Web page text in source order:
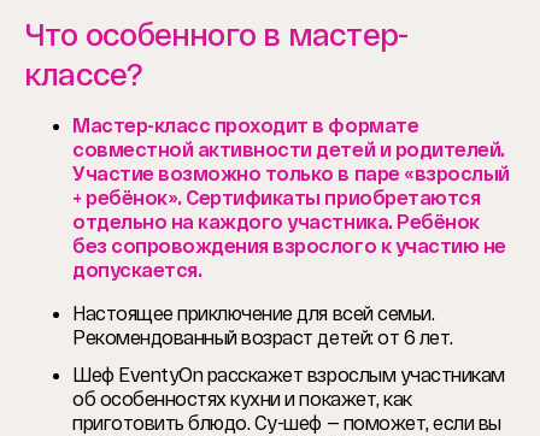
Что особенного в мастер-
классе?
Мастер-класс проходит в формате
совместной активности детей и родителей.
Участие возможно только в паре «взрослый
+ ребёнок». Сертификаты приобретаются
отдельно на каждого участника.Ребёнок
без сопровождения взрослого к участию не
допускается.
Настоящее приключение для всей семьи.
Рекомендованный возраст детей: от 6 лет.
Шеф EventyOn расскажет взрослым участникам
об особенностях кухни и покажет, как
приготовить блюдо. Су-шеф — поможет, если вы